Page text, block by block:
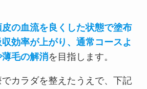
の血流を良くした状態で塗布
効率が上がり、通常コースよ
薄毛の解消を目指します。
カラダを整えたうえで、下記